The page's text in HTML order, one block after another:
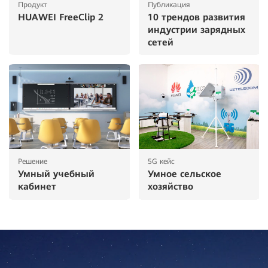
Продукт
HUAWEI FreeClip 2
Публикация
10 трендов развития
индустрии зарядных
сетей
Решение
Умный учебный
кабинет
5G кейс
Умное сельское
хозяйство